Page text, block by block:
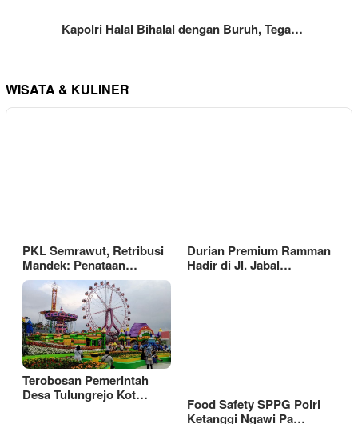
Kapolri Halal Bihalal dengan Buruh, Tega…
WISATA & KULINER
PKL Semrawut, Retribusi
Mandek: Penataan…
Durian Premium Ramman
Hadir di Jl. Jabal…
Terobosan Pemerintah
Desa Tulungrejo Kot…
Food Safety SPPG Polri
Ketanggi Ngawi Pa…